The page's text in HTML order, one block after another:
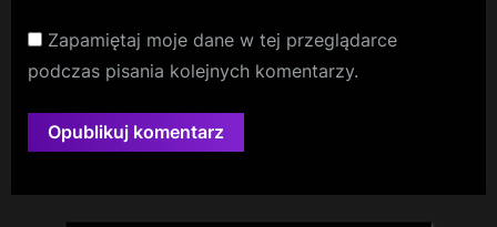
Zapamiętaj moje dane w tej przeglądarce
podczas pisania kolejnych komentarzy.